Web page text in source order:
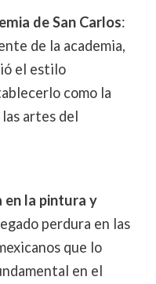
de San Carlos:
de la academia,
el estilo
como la
artes del
en la pintura y
perdura en las
que lo
en el